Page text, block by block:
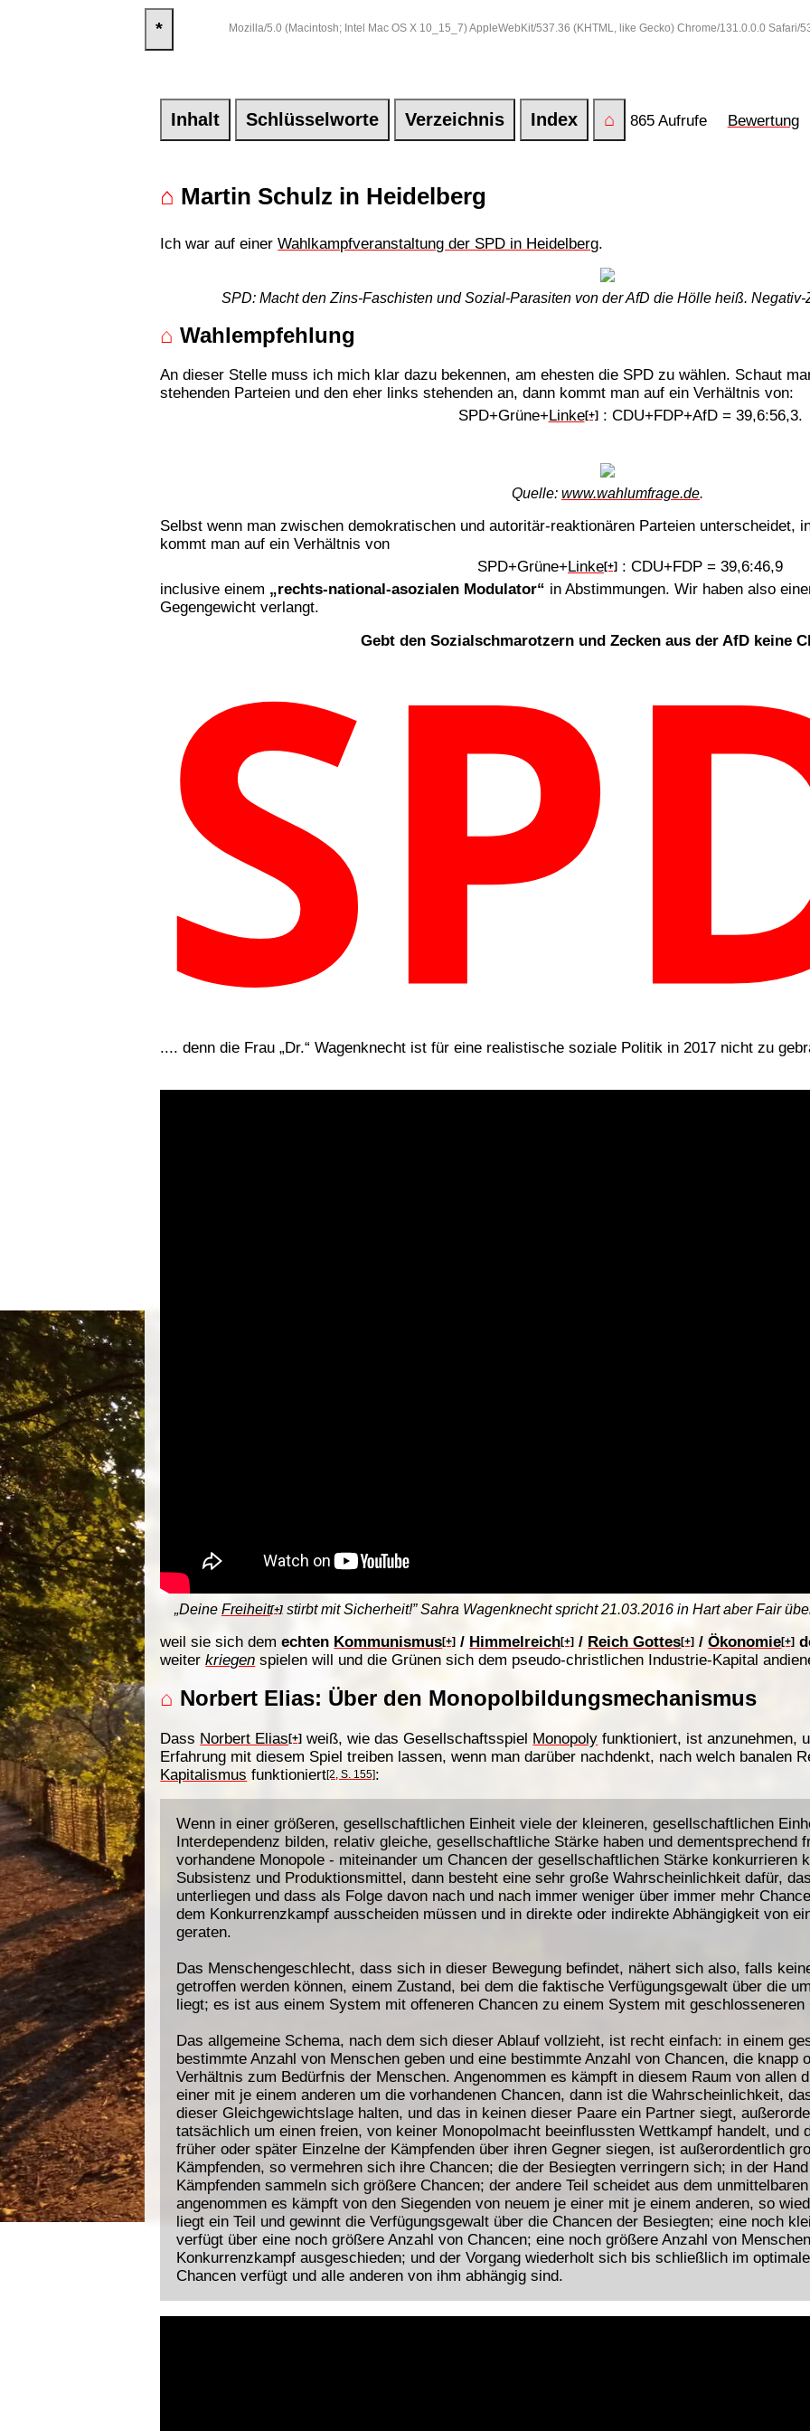
* Mozilla/5.0 (Macintosh; Intel Mac OS X 10_15_7) AppleWebKit/537.36 (KHTML, like Gecko) Chrome/131.0.0.0 Safari/
Inhalt Schlüsselworte Verzeichnis Index ⌂ 865 Aufrufe Bewertung
⌂ Martin Schulz in Heidelberg
Ich war auf einerWahlkampfveranstaltung der SPD in Heidelberg.
SPD: Macht den Zins-Faschisten und Sozial-Parasiten von der AfD die Hölle heiß.
⌂ Wahlempfehlung
An dieser Stelle muss ich mich klar dazu bekennen, am ehesten die SPD zu wählen. Schaut
stehenden Parteien und den eher links stehenden an, dann kommt man auf ein Verhältnis von:
SPD+Grüne+Linke[+] : CDU+FDP+AfD = 39,6:56,3.
Quelle: www.wahlumfrage.de.
Selbst wenn man zwischen demokratischen und autoritär-reaktionären Parteien unterscheidet,
kommt man auf ein Verhältnis von
SPD+Grüne+Linke[+] : CDU+FDP = 39,6:46,9
inclusive einem „rechts-national-asozialen Modulator“ in Abstimmungen. Wir haben also
Gegengewicht verlangt.
Gebt den Sozialschmarotzern und Zecken aus der AfD keine
.... denn die Frau „Dr.“ Wagenknecht ist für eine realistische soziale Politik in 2017 nicht zu
„Deine Freiheit[+]stirbt mit Sicherheit!” Sahra Wagenknecht spricht 21.03.2016 in Hart aber Fair
weil sie sich demechten Kommunismus[+] / Himmelreich[+] / Reich Gottes[+] /Ökonomie[+]
weiterkriegen spielen will und die Grünen sich dem pseudo-christlichen Industrie-Kapital
⌂ Norbert Elias: Über den Monopolbildungsmechanismus
Dass Norbert Elias[+] weiß, wie das Gesellschaftsspiel Monopoly funktioniert, ist anzunehmen,
Erfahrung mit diesem Spiel treiben lassen, wenn man darüber nachdenkt, nach welch banalen
Kapitalismus funktioniert[2, S. 155]:
Wenn in einer größeren, gesellschaftlichen Einheit viele der kleineren, gesellschaftlichen
Interdependenz bilden, relativ gleiche, gesellschaftliche Stärke haben und dementsprechend
vorhandene Monopole - miteinander um Chancen der gesellschaftlichen Stärke konkurrieren
Subsistenz und Produktionsmittel, dann besteht eine sehr große Wahrscheinlichkeit dafür,
unterliegen und dass als Folge davon nach und nach immer weniger über immer mehr
dem Konkurrenzkampf ausscheiden müssen und in direkte oder indirekte Abhängigkeit von
geraten.
Das Menschengeschlecht, dass sich in dieser Bewegung befindet, nähert sich also, falls
getroffen werden können, einem Zustand, bei dem die faktische Verfügungsgewalt über die
liegt; es ist aus einem System mit offeneren Chancen zu einem System mit geschlosseneren
Das allgemeine Schema, nach dem sich dieser Ablauf vollzieht, ist recht einfach: in einem
bestimmte Anzahl von Menschen geben und eine bestimmte Anzahl von Chancen, die knapp
Verhältnis zum Bedürfnis der Menschen. Angenommen es kämpft in diesem Raum von allen
einer mit je einem anderen um die vorhandenen Chancen, dann ist die Wahrscheinlichkeit,
dieser Gleichgewichtslage halten, und das in keinen dieser Paare ein Partner siegt,
tatsächlich um einen freien, von keiner Monopolmacht beeinflussten Wettkampf handelt, und
früher oder später Einzelne der Kämpfenden über ihren Gegner siegen, ist außerordentlich
Kämpfenden, so vermehren sich ihre Chancen; die der Besiegten verringern sich; in der
Kämpfenden sammeln sich größere Chancen; der andere Teil scheidet aus dem
angenommen es kämpft von den Siegenden von neuem je einer mit je einem anderen, so
liegt ein Teil und gewinnt die Verfügungsgewalt über die Chancen der Besiegten; eine noch
verfügt über eine noch größere Anzahl von Chancen; eine noch größere Anzahl von
Konkurrenzkampf ausgeschieden; und der Vorgang wiederholt sich bis schließlich im
Chancen verfügt und alle anderen von ihm abhängig sind.